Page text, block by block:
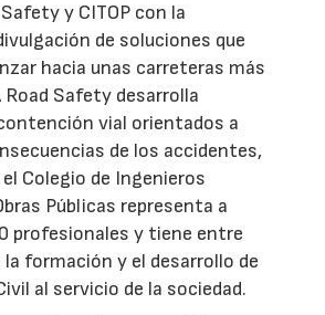
y CITOP con la
de soluciones que
hacia unas carreteras más
Road Safety desarrolla
vial orientados a
de los accidentes,
Colegio de Ingenieros
Públicas representa a
profesionales y tiene entre
formación y el desarrollo de
al servicio de la sociedad.